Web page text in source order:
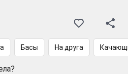
Басы На друга